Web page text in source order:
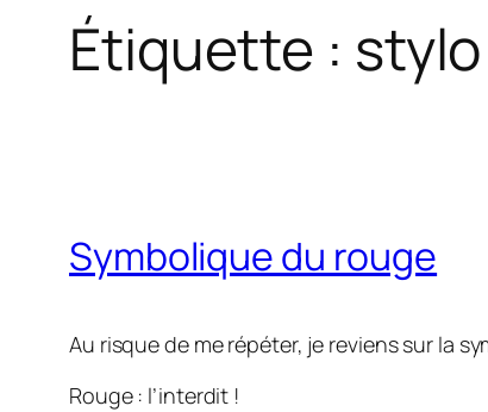
Étiquette : stylo
Symbolique du rouge
Au risque de me répéter, je reviens sur la
Rouge : l’interdit !